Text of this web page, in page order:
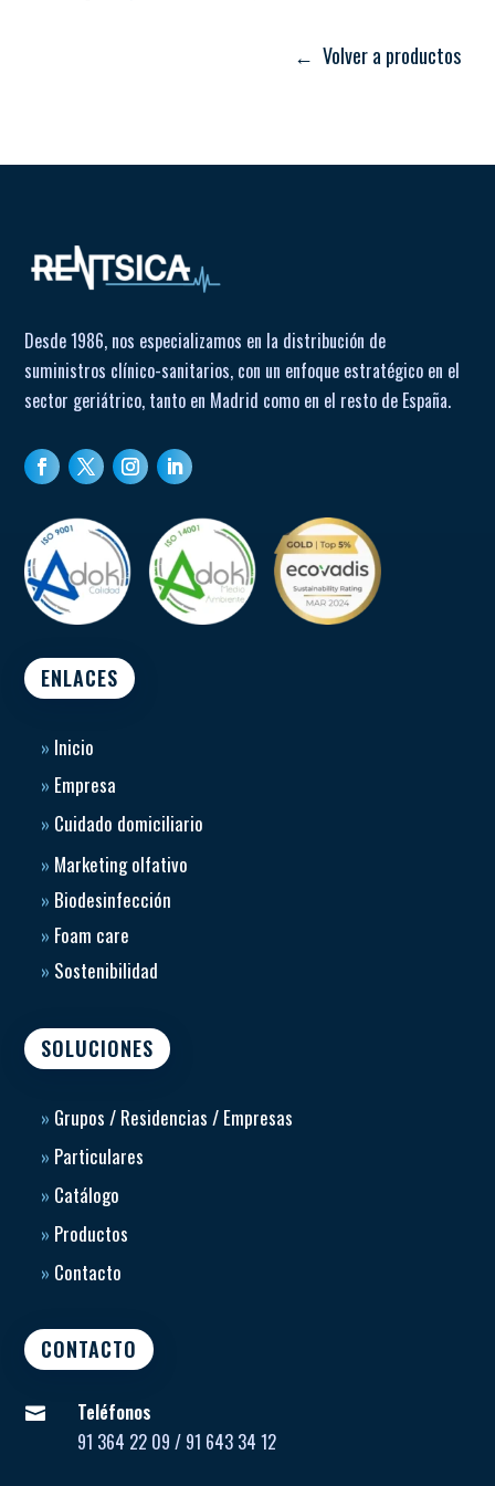
• Capa superior de tejido sin tejer, mantiene la piel seca
Libre de látex y PVC, hipoalergénico y dermatológicamente
caja de embalaje 570 × 390 × 300 mm
Uso: desechable (un solo uso); no reutilizable
← Volver a productos
Desde 1986, nos especializamos en la distribución de
suministros clínico-sanitarios, con un enfoque estratégico en el
sector geriátrico, tanto en Madrid como en el resto de España.
ENLACES
» Inicio
» Empresa
» Cuidado domiciliario
» Marketing olfativo
» Biodesinfección
» Foam care
» Sostenibilidad
SOLUCIONES
» Grupos / Residencias / Empresas
» Particulares
» Catálogo
» Productos
» Contacto
CONTACTO

Teléfonos
91 364 22 09 / 91 643 34 12